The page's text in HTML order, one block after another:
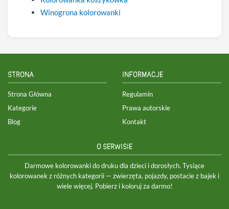
Winogrona kolorowanki
STRONA
Strona Główna
Kategorie
Blog
INFORMACJE
Regulamin
Prawa autorskie
Kontakt
O SERWISIE
Darmowe kolorowanki do druku dla dzieci i dorosłych. Tysiące
kolorowanek z różnych kategorii — zwierzęta, pojazdy, postacie z bajek i
wiele więcej. Pobierz i koloruj za darmo!